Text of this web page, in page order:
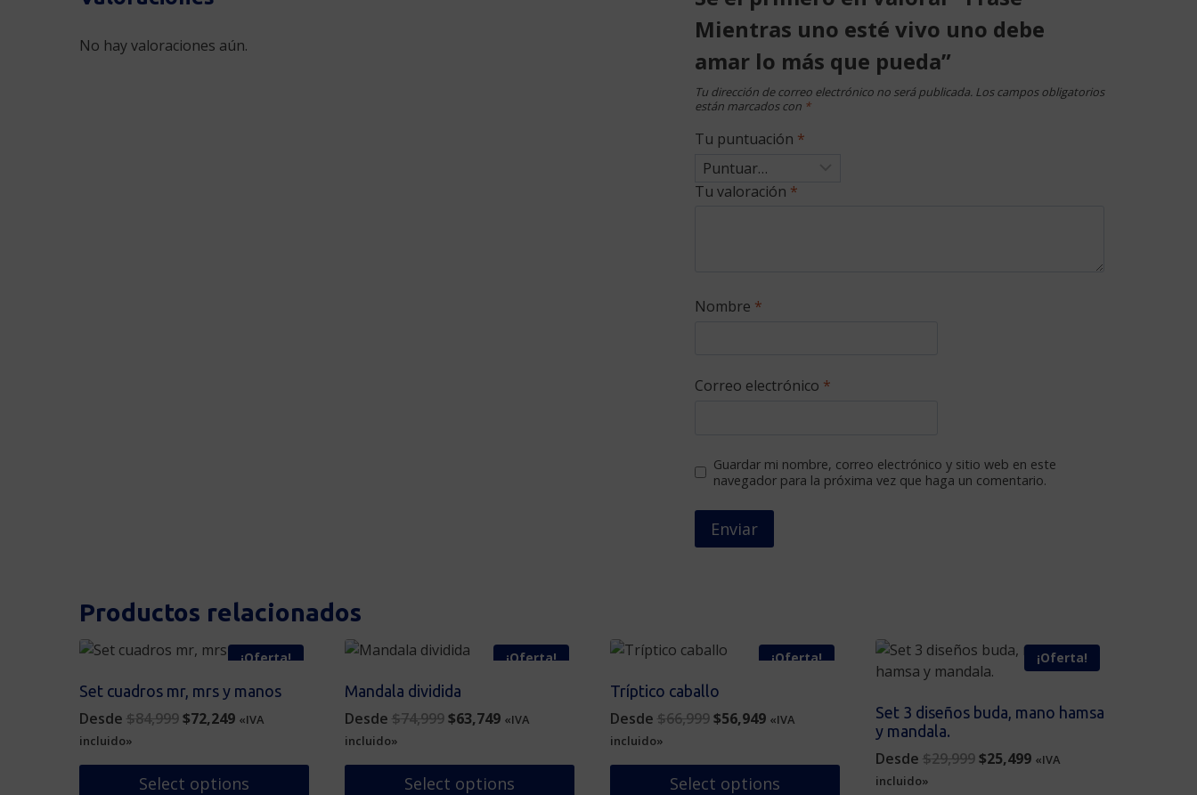
No hay valoraciones aún.
Mientras uno esté vivo uno debe
amar lo más que pueda”
Tu dirección de correo electrónico no será publicada. Los campos obligatorios
están marcados con *
Tu puntuación *
Tu valoración *
Nombre *
Correo electrónico *
Guardar mi nombre, correo electrónico y sitio web en este
navegador para la próxima vez que haga un comentario.
Productos relacionados
¡Oferta!
Set cuadros mr, mrs y manos
Desde $84,999 Original
was:
$84,999.
$72,249Current
is:
$72,249.
«IVA
incluido»
Select options
¡Oferta!
Mandala dividida
Desde $74,999 Original
was:
$74,999.
$63,749Current
is:
$63,749.
«IVA
incluido»
Select options
¡Oferta!
Tríptico caballo
Desde $66,999 Original
was:
$66,999.
$56,949Current
is:
$56,949.
«IVA
incluido»
Select options
¡Oferta!
Set 3 diseños buda, mano hamsa
y mandala.
Desde $29,999 Original
$25,499Current
«IVA
incluido»